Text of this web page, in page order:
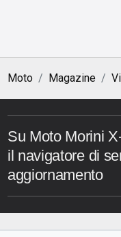
Moto Magazine
Su Moto Morini
il navigatore di
aggiornamento